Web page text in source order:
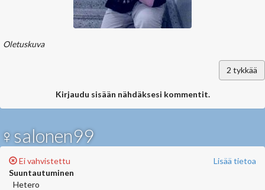
Oletuskuva
2 tykkää
Kirjaudu sisään nähdäksesi kommentit.
♀salonen99
Lisää tietoa
Ei vahvistettu
Suuntautuminen
Hetero